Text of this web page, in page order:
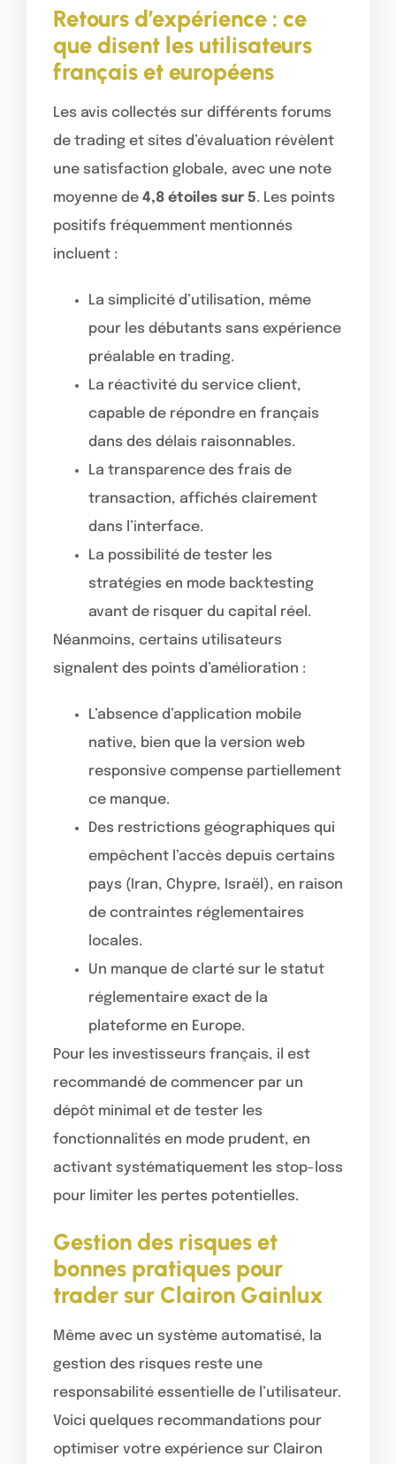
Retours d’expérience : ce
que disent les utilisateurs
français et européens
Les avis collectés sur différents forums
de trading et sites d’évaluation révèlent
une satisfaction globale, avec une note
moyenne de 4,8 étoiles sur 5. Les points
positifs fréquemment mentionnés
incluent :
La simplicité d’utilisation, même
pour les débutants sans expérience
préalable en trading.
La réactivité du service client,
capable de répondre en français
dans des délais raisonnables.
La transparence des frais de
transaction, affichés clairement
dans l’interface.
La possibilité de tester les
stratégies en mode backtesting
avant de risquer du capital réel.
Néanmoins, certains utilisateurs
signalent des points d’amélioration :
L’absence d’application mobile
native, bien que la version web
responsive compense partiellement
ce manque.
Des restrictions géographiques qui
empêchent l’accès depuis certains
pays (Iran, Chypre, Israël), en raison
de contraintes réglementaires
locales.
Un manque de clarté sur le statut
réglementaire exact de la
plateforme en Europe.
Pour les investisseurs français, il est
recommandé de commencer par un
dépôt minimal et de tester les
fonctionnalités en mode prudent, en
activant systématiquement les stop-loss
pour limiter les pertes potentielles.
Gestion des risques et
bonnes pratiques pour
trader sur Clairon Gainlux
Même avec un système automatisé, la
gestion des risques reste une
responsabilité essentielle de l’utilisateur.
Voici quelques recommandations pour
optimiser votre expérience sur Clairon